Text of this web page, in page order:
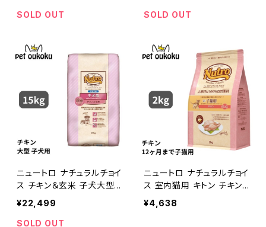
SOLD OUT
SOLD OUT
ニュートロ ナチュラルチョイ
ス チキン＆玄米 子犬大型
犬 15kg 0079105100779
¥22,499
SOLD OUT
ニュートロ ナチュラルチョイ
ス 室内猫用 キトン チキン
2kg 4562358785344
¥4,638